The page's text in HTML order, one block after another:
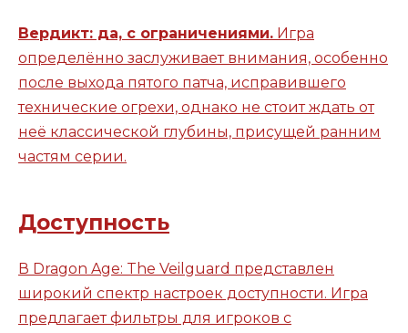
Вердикт: да, с ограничениями. Игра
определённо заслуживает внимания, особенно
после выхода пятого патча, исправившего
технические огрехи, однако не стоит ждать от
неё классической глубины, присущей ранним
частям серии.
Доступность
В Dragon Age: The Veilguard представлен
широкий спектр настроек доступности. Игра
предлагает фильтры для игроков с